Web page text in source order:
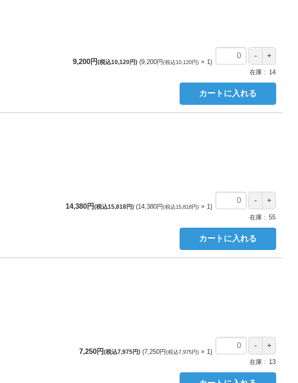
9,200円(税込10,120円) 9,200円(税込10,120円)
1
在庫
14
カートに入れる
14,380円(税込15,818円) 14,380円(税込15,818円)
1
在庫
55
カートに入れる
7,250円(税込7,975円) 7,250円(税込7,975円)
1
在庫
13